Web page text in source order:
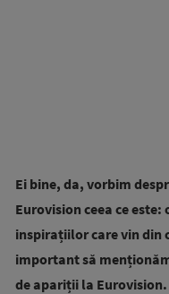
Ei bine, da, vorbim
Eurovision ceea ce
inspirațiilor care vin din
important să
de apariții la